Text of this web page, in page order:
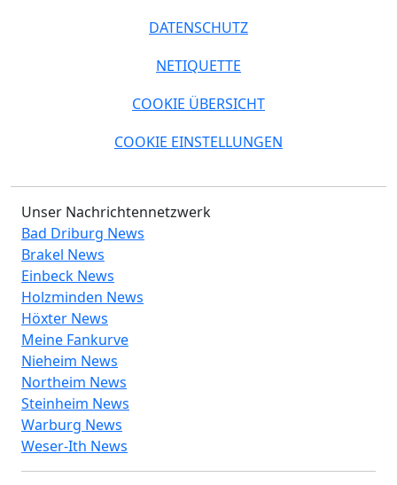
DATENSCHUTZ
NETIQUETTE
COOKIE ÜBERSICHT
COOKIE EINSTELLUNGEN
Unser Nachrichtennetzwerk
Bad Driburg News
Brakel News
Einbeck News
Holzminden News
Höxter News
Meine Fankurve
Nieheim News
Northeim News
Steinheim News
Warburg News
Weser-Ith News